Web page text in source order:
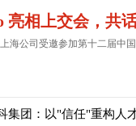
亮相上交会，共
上海公司受邀参加第十二届中